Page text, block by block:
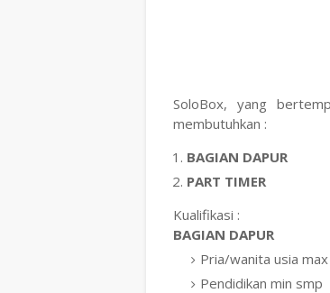
SoloBox, yang
membutuhkan :
BAGIAN DAPUR
PART TIMER
Kualifikasi :
BAGIAN DAPUR
Pria/wanita usia
Pendidikan min smp